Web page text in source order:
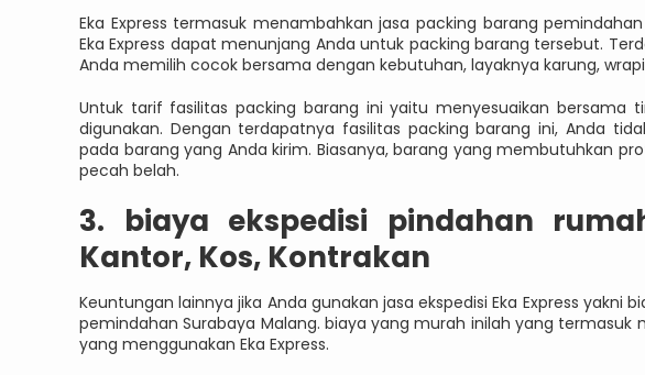
Eka Express termasuk menambahkan jasa packing barang
Eka Express dapat menunjang Anda untuk packing barang tersebut.
Anda memilih cocok bersama dengan kebutuhan, layaknya karung,
Untuk tarif fasilitas packing barang ini yaitu menyesuaikan bersama
digunakan. Dengan terdapatnya fasilitas packing barang ini, Anda
pada barang yang Anda kirim. Biasanya, barang yang membutuhkan
pecah belah.
3. biaya ekspedisi pindahan
Kantor, Kos, Kontrakan
Keuntungan lainnya jika Anda gunakan jasa ekspedisi Eka Express yakni
pemindahan Surabaya Malang. biaya yang murah inilah yang termasuk
yang menggunakan Eka Express.